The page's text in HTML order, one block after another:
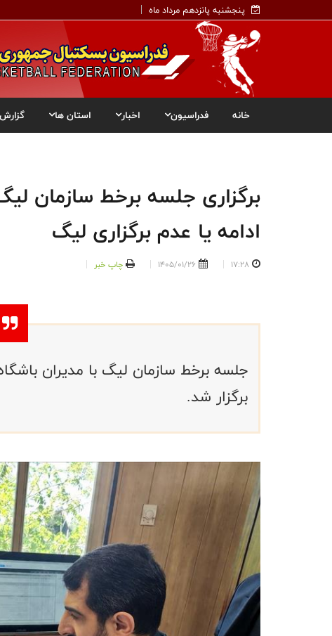
پنجشنبه پانزدهم مرداد ماه
خانه فدراسیون اخبار استان ها
برگزاری جلسه برخط سازمان
ادامه یا عدم برگزاری لیگ
17:28
1405/01/26 چاپ خبر
جلسه برخط سازمان لیگ با مدیران
برگزار شد.